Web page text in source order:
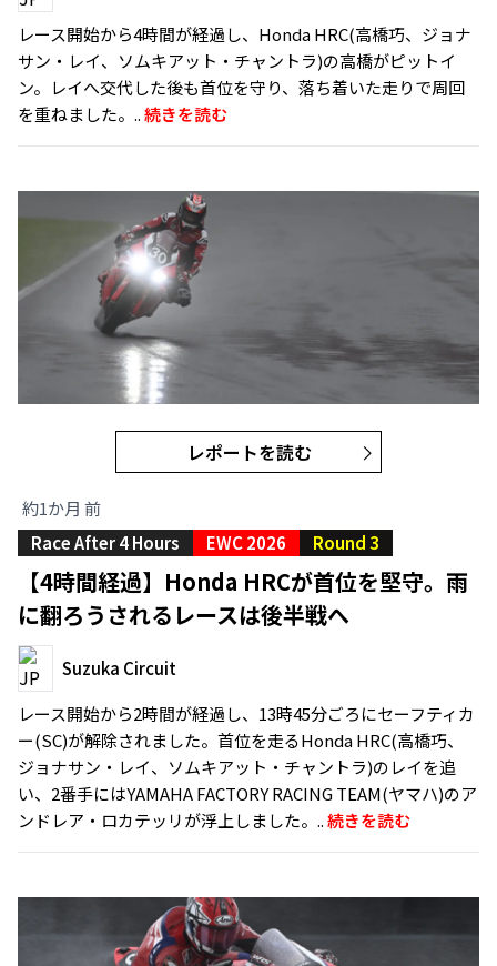
レース開始から4時間が経過し、Honda HRC(高橋巧、ジョナ
サン・レイ、ソムキアット・チャントラ)の高橋がピットイ
ン。レイへ交代した後も首位を守り、落ち着いた走りで周回
を重ねました。..続きを読む
レポートを読む
約1か月 前
Race After 4 Hours
EWC 2026 Round 3
【4時間経過】Honda HRCが首位を堅守。雨
に翻ろうされるレースは後半戦へ
Suzuka Circuit
レース開始から2時間が経過し、13時45分ごろにセーフティカ
ー(SC)が解除されました。首位を走るHonda HRC(高橋巧、
ジョナサン・レイ、ソムキアット・チャントラ)のレイを追
い、2番手にはYAMAHA FACTORY RACING TEAM(ヤマハ)のア
ンドレア・ロカテッリが浮上しました。..続きを読む